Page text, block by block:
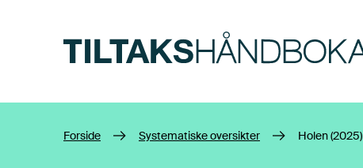
Forside Systematiske oversikter Holen (2025)